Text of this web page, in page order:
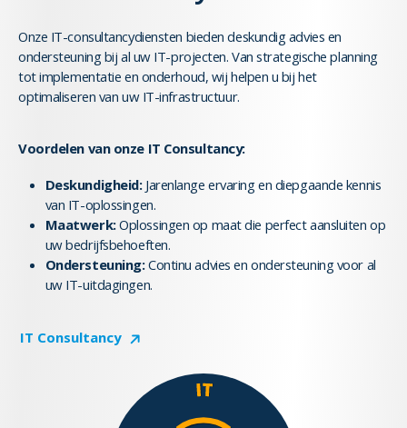
Onze IT-consultancydiensten bieden deskundig advies en
ondersteuning bij al uw IT-projecten. Van strategische planning
tot implementatie en onderhoud, wij helpen u bij het
optimaliseren van uw IT-infrastructuur.
Voordelen van onze IT Consultancy:
Deskundigheid:Jarenlange ervaring en diepgaande kennis
van IT-oplossingen.
Maatwerk:Oplossingen op maat die perfect aansluiten op
uw bedrijfsbehoeften.
Ondersteuning:Continu advies en ondersteuning voor al
uw IT-uitdagingen.
IT Consultancy